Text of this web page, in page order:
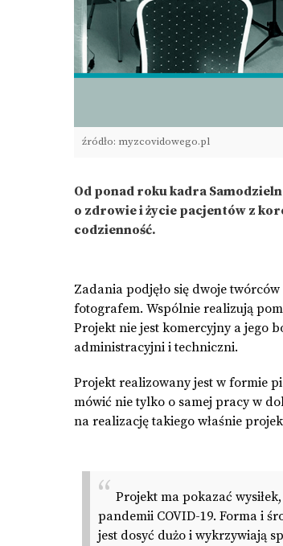
źródło: myzcovidowego.pl
Od ponad roku kadra
o zdrowie i życie pacjentów z
codzienność.
Zadania podjęło się dwoje
fotografem. Wspólnie realizują
Projekt nie jest komercyjny a jego
administracyjni i techniczni.
Projekt realizowany jest w formie
mówić nie tylko o samej pracy w
na realizację takiego właśnie
Projekt ma pokazać
pandemii COVID-19. Forma i
jest dosyć dużo i wykrzywiają